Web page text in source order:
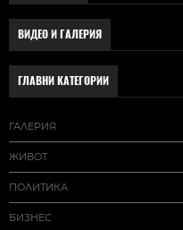
ВИДЕО И ГАЛЕРИЯ
ГЛАВНИ КАТЕГОРИИ
ГАЛЕРИЯ
ЖИВОТ
ПОЛИТИКА
БИЗНЕС